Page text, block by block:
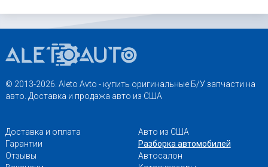
© 2013-2026. Aleto Avto - купить оригинальные Б/У запчасти на
авто. Доставка и продажа авто из США
Доставка и оплата
Гарантии
Отзывы
Авто из США
Разборка автомобилей
Автосалон